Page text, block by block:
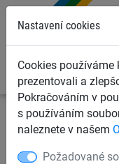
Nastavení cookies
Cookies
prezentovali a
Pokračováním v
s používáním
naleznete v našem
Požadované
Ochranné sítě a